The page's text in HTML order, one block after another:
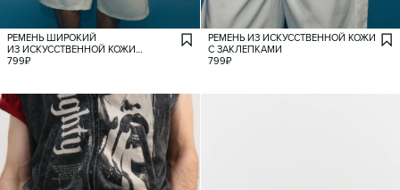
РЕМЕНЬ ШИРОКИЙ
ИЗ ИСКУССТВЕННОЙ КОЖИ
С ЗАКЛЕПКАМИ
799₽
РЕМЕНЬ ИЗ ИСКУССТВЕННОЙ КОЖИ
С ЗАКЛЕПКАМИ
799₽